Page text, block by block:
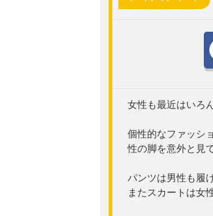
女性も最近はいろ
個性的なファッシ
性の脚を意外と見
パンツは男性も履
またスカートは女